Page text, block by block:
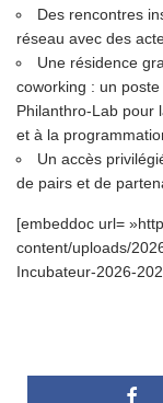
Des rencontres
réseau avec des
Une résidence
coworking : un
Philanthro-Lab pour
et à la
Un accès
de pairs et de
[embeddoc url=
content/uploads/
Incubateur-2026-